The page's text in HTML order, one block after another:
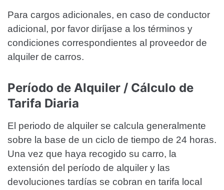
Para cargos adicionales, en caso de conductor
adicional, por favor diríjase a los términos y
condiciones correspondientes al proveedor de
alquiler de carros.
Período de Alquiler / Cálculo de
Tarifa Diaria
El periodo de alquiler se calcula generalmente
sobre la base de un ciclo de tiempo de 24 horas.
Una vez que haya recogido su carro, la
extensión del período de alquiler y las
devoluciones tardías se cobran en tarifa local